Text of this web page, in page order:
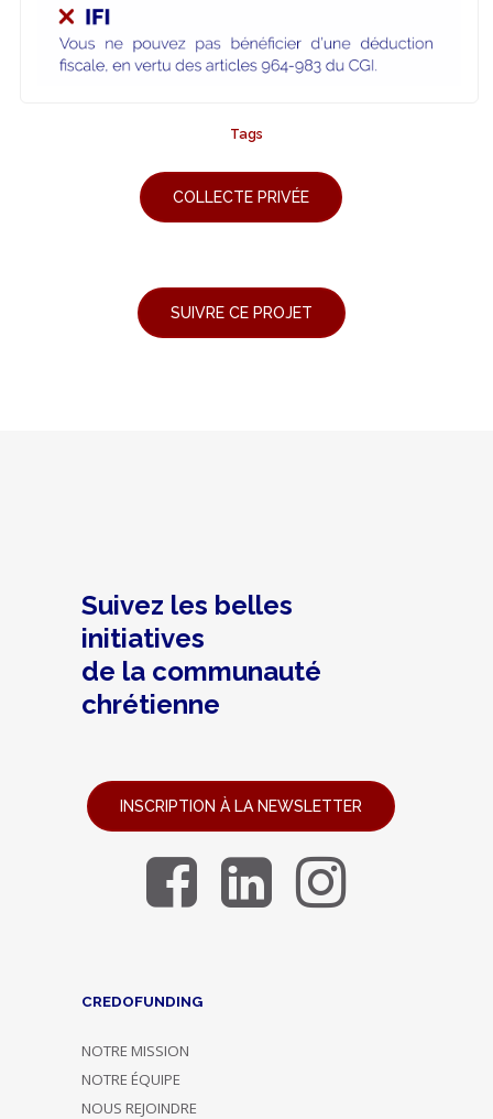
Tags
COLLECTE PRIVÉE
Suivez les belles
initiatives
de la communauté
chrétienne
INSCRIPTION À LA NEWSLETTER
CREDOFUNDING
NOTRE MISSION
NOTRE ÉQUIPE
NOUS REJOINDRE